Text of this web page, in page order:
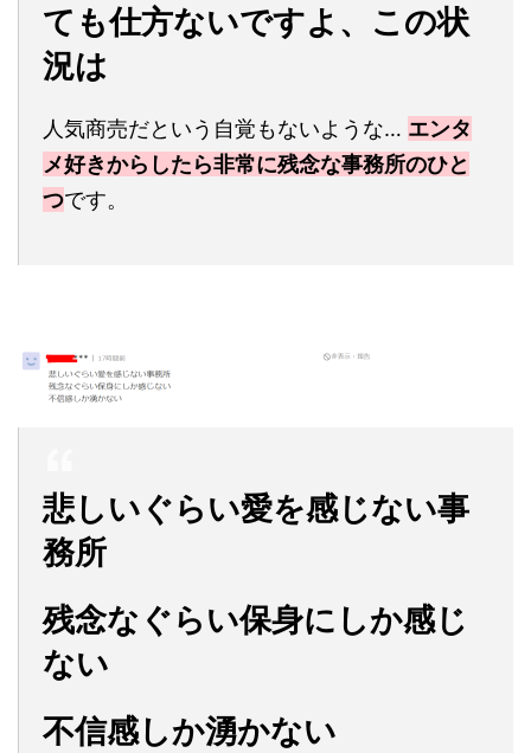
ても仕方ないですよ、この状
況は
人気商売だという自覚もないような… エンタ
メ好きからしたら非常に残念な事務所のひと
つです。
悲しいぐらい愛を感じない事
務所
残念なぐらい保身にしか感じ
ない
不信感しか湧かない